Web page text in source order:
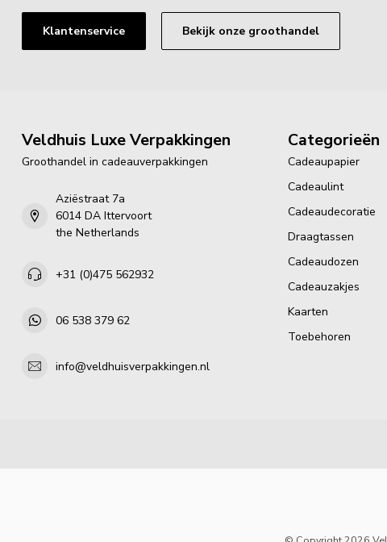
Klantenservice Bekijk onze groothandel
Veldhuis Luxe Verpakkingen
Groothandel in cadeauverpakkingen
Aziëstraat 7a
6014 DA Ittervoort
the Netherlands
+31 (0)475 562932
06 538 379 62
info@veldhuisverpakkingen.nl
Categorieën
Cadeaupapier
Cadeaulint
Cadeaudecoratie
Draagtassen
Cadeaudozen
Cadeauzakjes
Kaarten
Toebehoren